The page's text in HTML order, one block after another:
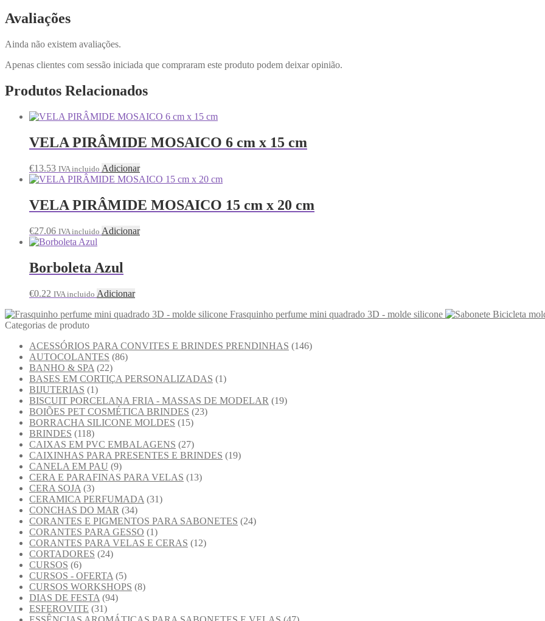
Avaliações
Ainda não existem avaliações.
Apenas clientes com sessão iniciada que compraram este produto podem deixar opinião.
Produtos Relacionados
VELA PIRÂMIDE MOSAICO 6 cm x 15 cm
€13.53 IVA incluido Adicionar
VELA PIRÂMIDE MOSAICO 15 cm x 20 cm
€27.06 IVA incluido Adicionar
Borboleta Azul
€0.22 IVA incluido Adicionar
Frasquinho perfume mini quadrado 3D - molde silicone
Categorias de produto
ACESSÓRIOS PARA CONVITES E BRINDES PRENDINHAS (146)
AUTOCOLANTES (86)
BANHO & SPA (22)
BASES EM CORTIÇA PERSONALIZADAS (1)
BIJUTERIAS (1)
BISCUIT PORCELANA FRIA - MASSAS DE MODELAR (19)
BOIÕES PET COSMÉTICA BRINDES (23)
BORRACHA SILICONE MOLDES (15)
BRINDES (118)
CAIXAS EM PVC EMBALAGENS (27)
CAIXINHAS PARA PRESENTES E BRINDES (19)
CANELA EM PAU (9)
CERA E PARAFINAS PARA VELAS (13)
CERA SOJA (3)
CERAMICA PERFUMADA (31)
CONCHAS DO MAR (34)
CORANTES E PIGMENTOS PARA SABONETES (24)
CORANTES PARA GESSO (1)
CORANTES PARA VELAS E CERAS (12)
CORTADORES (24)
CURSOS (6)
CURSOS - OFERTA (5)
CURSOS WORKSHOPS (8)
DIAS DE FESTA (94)
ESFEROVITE (31)